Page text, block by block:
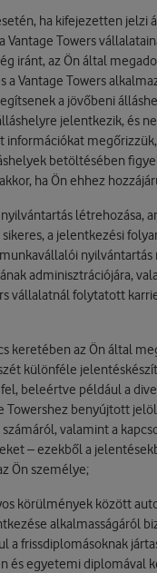
ha kifejezetten jelzi
Vantage Towers
iránt, az Ön által
a Vantage Towers
a jövőbeni
jelentkezik, és
információkat
betöltésében
ha Ön ehhez
létrehozása,
sikeres, a jelentkezési
nyilvántartás
adminisztrációjára,
vállalatnál folytatott
keretében az Ön által
különféle
beleértve például a
Towershez benyújtott
valamint a
– ezekből a
Ön személye;
körülmények között
alkalmasságáról
a frissdiplomásoknak
és egyetemi diplomával